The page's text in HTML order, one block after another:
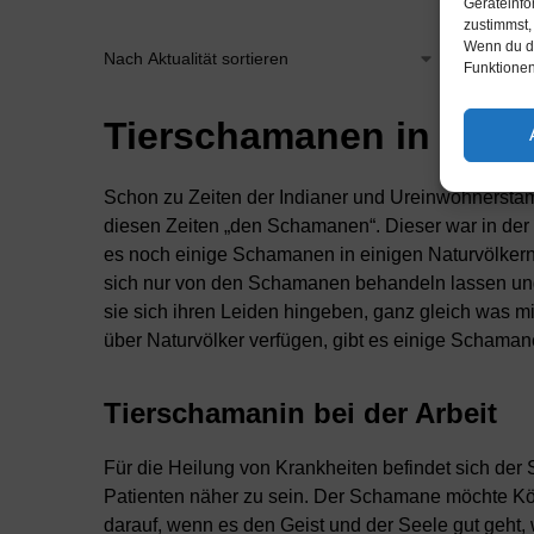
Wenn du
Alle 4
Tierschamanen in der
Schon zu Zeiten der Indianer und
diesen Zeiten „den Schamanen“. Dieser war in
es noch einige Schamanen in einigen
sich nur von den Schamanen behandeln lassen
sie sich ihren Leiden hingeben, ganz gleich was
über Naturvölker verfügen, gibt es einige
Tierschamanin bei der Arbeit
Für die Heilung von Krankheiten befindet sich
Patienten näher zu sein. Der Schamane möchte
darauf, wenn es den Geist und der Seele gut